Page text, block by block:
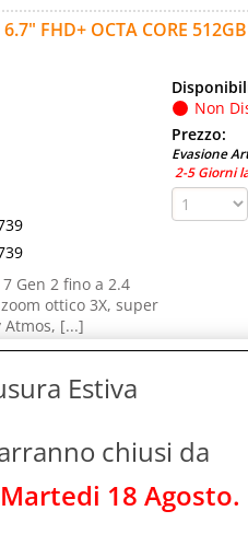
FHD+ OCTA CORE
Gen 2 fino a 2.4
ottico 3X, super
Atmos, [...]
Non
Prezzo:
Evasione
2-5 Giorni
Non
Evasione
2-5 Giorni
Estiva
chiusi da
18 Agosto.